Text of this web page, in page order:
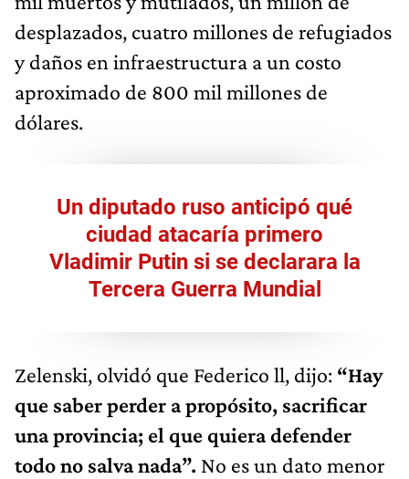
desplazados, cuatro millones de refugiados
y daños en infraestructura a un costo
aproximado de 800 mil millones de
dólares.
Un diputado ruso anticipó qué
ciudad atacaría primero
Vladimir Putin si se declarara la
Tercera Guerra Mundial
Zelenski, olvidó que Federico ll, dijo: “Hay
que saber perder a propósito, sacrificar
una provincia; el que quiera defender
todo no salva nada”. No es un dato menor